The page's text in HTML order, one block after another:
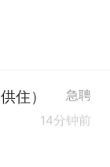
住） 急聘
14分钟前